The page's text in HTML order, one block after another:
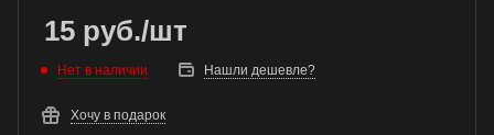
15 руб./шт
Нет в наличии Нашли дешевле?
Хочу в подарок